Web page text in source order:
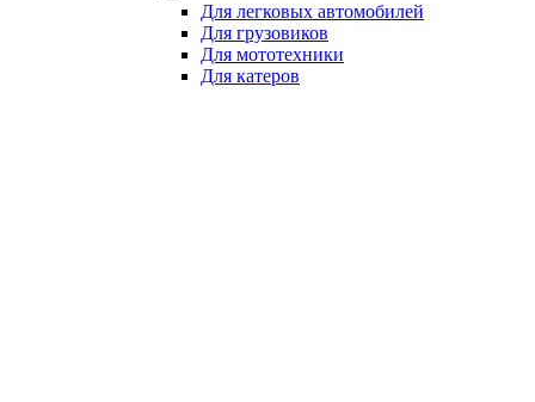
Для легковых автомобилей
Для грузовиков
Для мототехники
Для катеров